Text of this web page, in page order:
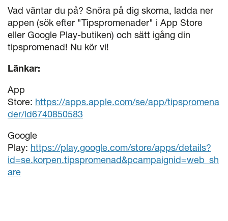
Vad väntar du på? Snöra på dig skorna, ladda ner
appen (sök efter "Tipspromenader" i App Store
eller Google Play-butiken) och sätt igång din
tipspromenad! Nu kör vi!
Länkar:
App
Store: https://apps.apple.com/se/app/tipspromena
der/id6740850583
Google
Play: https://play.google.com/store/apps/details?
id=se.korpen.tipspromenad&pcampaignid=web_sh
are